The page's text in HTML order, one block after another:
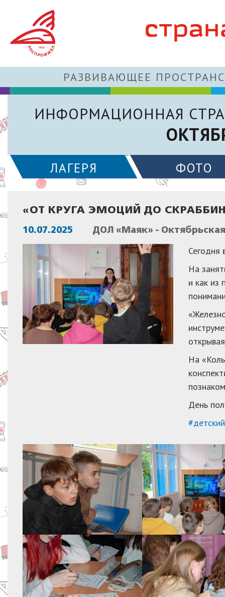
РАЗВИВАЮЩЕЕ
ИНФОРМАЦИОННАЯ
ЛАГЕРЯ ФОТО
«ОТ КРУГА ЭМОЦИЙ ДО
10.07.2025 ДОЛ «Маяк» -
Сегодня
На
и как из
На
День